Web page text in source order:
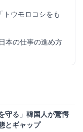
ウモロコシをも
本の仕事の進め方
守る」韓国人が驚愕
とギャップ